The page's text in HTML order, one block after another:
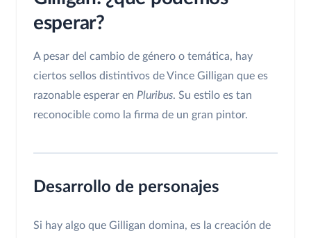
esperar?
A pesar del cambio de género o temática, hay
ciertos sellos distintivos de Vince Gilligan que es
razonable esperar en Pluribus. Su estilo es tan
reconocible como la firma de un gran pintor.
Desarrollo de personajes
Si hay algo que Gilligan domina, es la creación de